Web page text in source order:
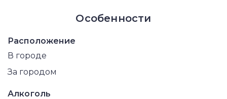
Особенности
Расположение
В городе
За городом
Алкоголь